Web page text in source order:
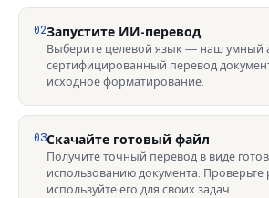
02Запустите ИИ-перевод
Выберите целевой язык — наш умный
сертифицированный перевод
исходное форматирование.
03Скачайте готовый файл
Получите точный перевод в виде
использованию документа. Проверьте
используйте его для своих задач.